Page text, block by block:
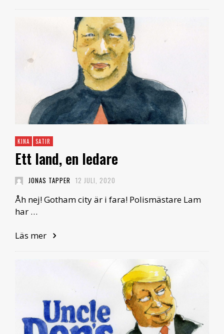
KINA SATIR
Ett land, en ledare
JONAS TAPPER 12 JULI, 2020
Åh nej! Gotham city är i fara! Polismästare Lam
har …
Läs mer